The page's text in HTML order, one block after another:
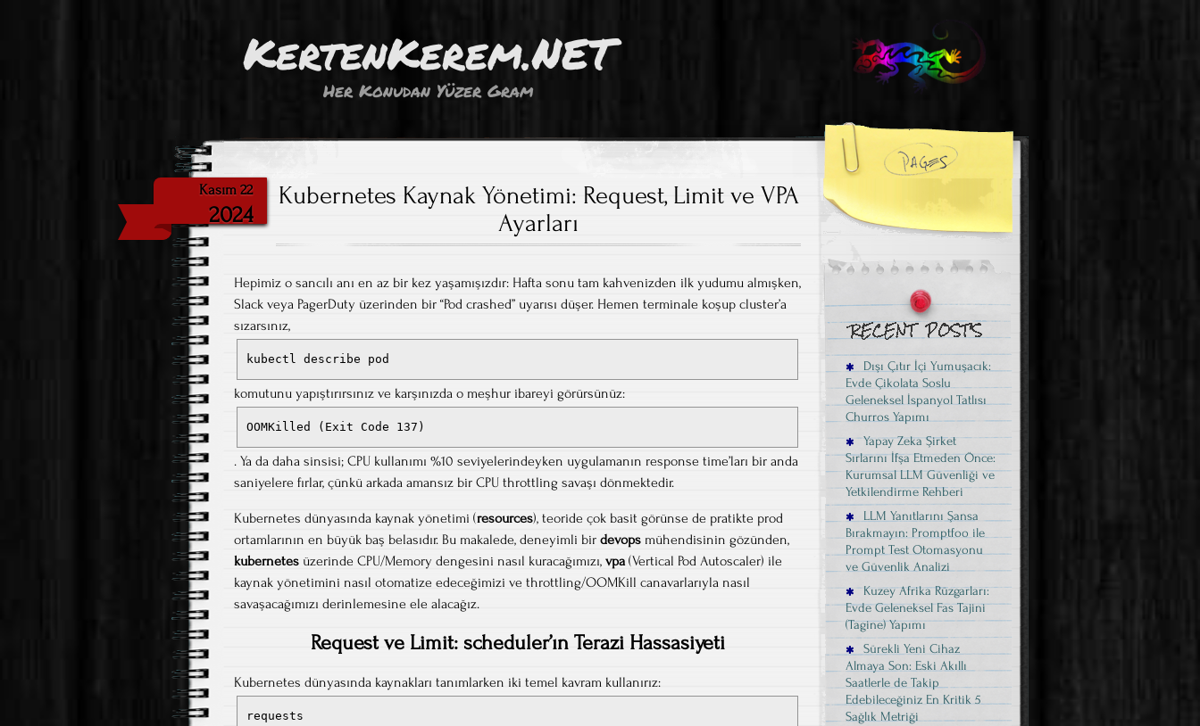
KertenKerem.NET
Her Konudan Yüzer Gram
Kasım 22
2024
Kubernetes Kaynak Yönetimi: Request, Limit ve VPA
Ayarları
Hepimiz o sancılı anı en az bir kez yaşamışızdır: Hafta sonu tam kahvenizden ilk yudumu almışken,
Slack veya PagerDuty üzerinden bir “Pod crashed” uyarısı düşer. Hemen terminale koşup cluster’a
sızarsınız,
kubectl describe pod
komutunu yapıştırırsınız ve karşınızda o meşhur ibareyi görürsünüz:
OOMKilled (Exit Code 137)
. Ya da daha sinsisi; CPU kullanımı %10 seviyelerindeyken uygulamanın response time’ları bir anda
saniyelere fırlar, çünkü arkada amansız bir CPU throttling savaşı dönmektedir.
Kubernetes dünyasında kaynak yönetimi (resources), teoride çok basit görünse de pratikte prod
ortamlarının en büyük baş belasıdır. Bu makalede, deneyimli bir devops mühendisinin gözünden,
kubernetes üzerinde CPU/Memory dengesini nasıl kuracağımızı, vpa(Vertical Pod Autoscaler) ile
kaynak yönetimini nasıl otomatize edeceğimizi ve throttling/OOMKill canavarlarıyla nasıl
savaşacağımızı derinlemesine ele alacağız.
Request ve Limit: scheduler’ın Terazi Hassasiyeti
Kubernetes dünyasında kaynakları tanımlarken iki temel kavram kullanırız:
requests
Dışı Çıtır İçi Yumuşacık:
Evde Çikolata Soslu
Geleneksel İspanyol Tatlısı
Churros Yapımı
Yapay Zeka Şirket
Sırlarını İfşa Etmeden Önce:
Kurumsal LLM Güvenliği ve
Yetkilendirme Rehberi
LLM Yanıtlarını Şansa
Bırakmayın: Promptfoo ile
Prompt Test Otomasyonu
ve Güvenlik Analizi
Kuzey Afrika Rüzgarları:
Evde Geleneksel Fas Tajini
(Tagine) Yapımı
Sürekli Yeni Cihaz
Almaya Son: Eski Akıllı
Saatlerle de Takip
Edebileceğiniz En Kritik 5
Sağlık Metriği